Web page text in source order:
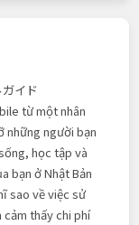
từ một nhân
những người bạn
học tập và
bạn ở Nhật Bản
sao về việc sử
cảm thấy chi phí